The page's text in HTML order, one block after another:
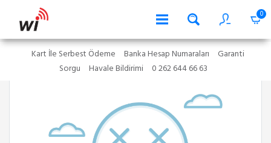
0
Kart İle Serbest Ödeme Banka Hesap Numaraları
Garanti
Sorgu
Havale Bildirimi 0 262 644 66 63